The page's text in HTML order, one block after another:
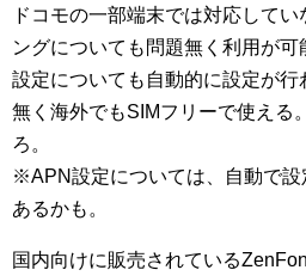
ドコモの一部端末では対応して
ングについても問題無く利用が
設定についても自動的に設定が
無く海外でもSIMフリーで使える
ろ。
※APN設定については、自動で設
あるかも。
国内向けに販売されている